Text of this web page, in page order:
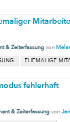
& Zeiterfassung von
EHEMALIGE
fehlerhaft
& Zeiterfassung von